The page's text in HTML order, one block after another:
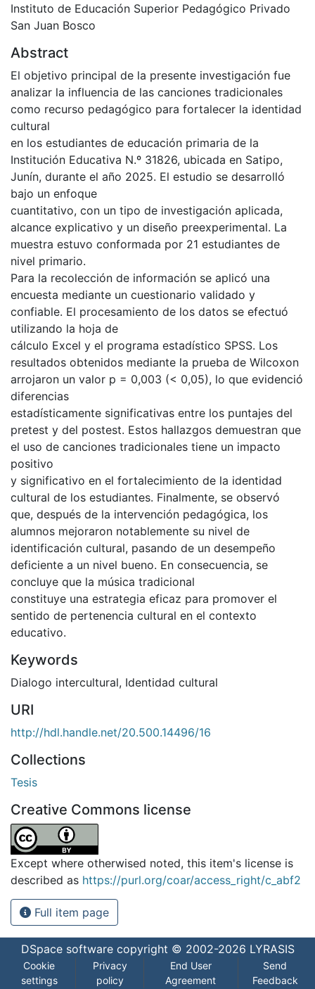
Instituto de Educación Superior Pedagógico Privado
San Juan Bosco
Abstract
El objetivo principal de la presente investigación fue
analizar la influencia de las canciones tradicionales
como recurso pedagógico para fortalecer la identidad
cultural
en los estudiantes de educación primaria de la
Institución Educativa N.º 31826, ubicada en Satipo,
Junín, durante el año 2025. El estudio se desarrolló
bajo un enfoque
cuantitativo, con un tipo de investigación aplicada,
alcance explicativo y un diseño preexperimental. La
muestra estuvo conformada por 21 estudiantes de
nivel primario.
Para la recolección de información se aplicó una
encuesta mediante un cuestionario validado y
confiable. El procesamiento de los datos se efectuó
utilizando la hoja de
cálculo Excel y el programa estadístico SPSS. Los
resultados obtenidos mediante la prueba de Wilcoxon
arrojaron un valor p = 0,003 (< 0,05), lo que evidenció
diferencias
estadísticamente significativas entre los puntajes del
pretest y del postest. Estos hallazgos demuestran que
el uso de canciones tradicionales tiene un impacto
positivo
y significativo en el fortalecimiento de la identidad
cultural de los estudiantes. Finalmente, se observó
que, después de la intervención pedagógica, los
alumnos mejoraron notablemente su nivel de
identificación cultural, pasando de un desempeño
deficiente a un nivel bueno. En consecuencia, se
concluye que la música tradicional
constituye una estrategia eficaz para promover el
sentido de pertenencia cultural en el contexto
educativo.
Keywords
Dialogo intercultural, Identidad cultural
URI
http://hdl.handle.net/20.500.14496/16
Collections
Tesis
Creative Commons license
Except where otherwised noted, this item's license is
described as https://purl.org/coar/access_right/c_abf2
Full item page
DSpace softwarecopyright © 2002-2026 LYRASIS
Cookie
settings
Privacy
policy
End User
Agreement
Send
Feedback